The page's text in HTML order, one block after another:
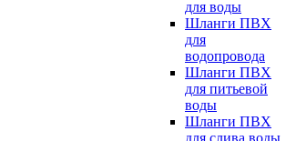
для воды
Шланги ПВХ
для
водопровода
Шланги ПВХ
для питьевой
воды
Шланги ПВХ
для слива воды